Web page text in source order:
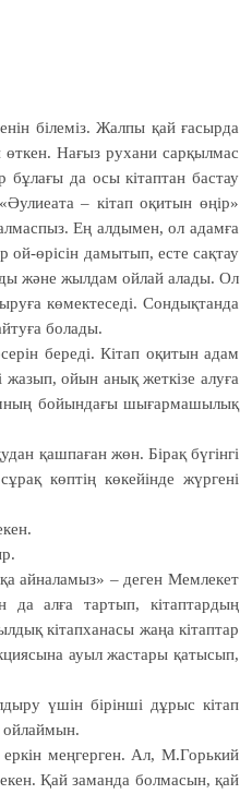
білеміз. Жалпы қай ғасырда
Нағыз рухани сарқылмас
бұлағы да осы кітаптан бастау
– кітап оқитын өңір»
Ең алдымен, ол адамға
ой-өрісін дамытып, есте сақтау
және жылдам ойлай алады. Ол
көмектеседі. Сон­дық­танда
болады.
береді. Кітап оқитын адам
ойын анық жеткізе алуға
бойындағы шығармашылық
қашпаған жөн. Бірақ бүгінгі
көптің көкейінде жүргені
айналамыз» – де­ген Мемлекет
да алға тартып, кітаптардың
кітапханасы жаңа кітаптар
ауыл жастары қаты­сып,
үшін бірінші дұрыс кітап
ойлаймын.
меңгерген. Ал, М.Горький
Қай заманда болмасын, қай